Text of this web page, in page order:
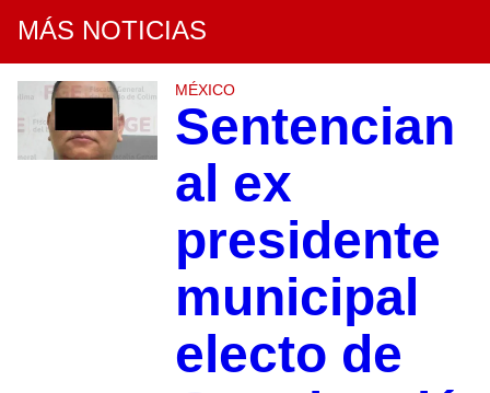
MÁS NOTICIAS
MÉXICO
Sentencian
al ex
presidente
municipal
electo de